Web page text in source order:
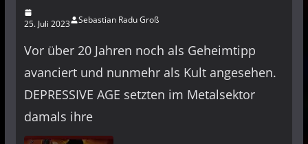
25. Juli 2023 Sebastian Radu Groß
Vor über 20 Jahren noch als Geheimtipp
avanciert und nunmehr als Kult angesehen.
DEPRESSIVE AGE setzten im Metalsektor
damals ihre